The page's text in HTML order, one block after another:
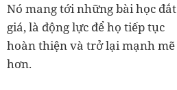
Nó mang tới những bài học đắt
giá, là động lực để họ tiếp tục
hoàn thiện và trở lại mạnh mẽ
hơn.